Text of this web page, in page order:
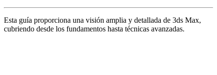
Esta guía proporciona una visión amplia y detallada de 3ds Max,
cubriendo desde los fundamentos hasta técnicas avanzadas.